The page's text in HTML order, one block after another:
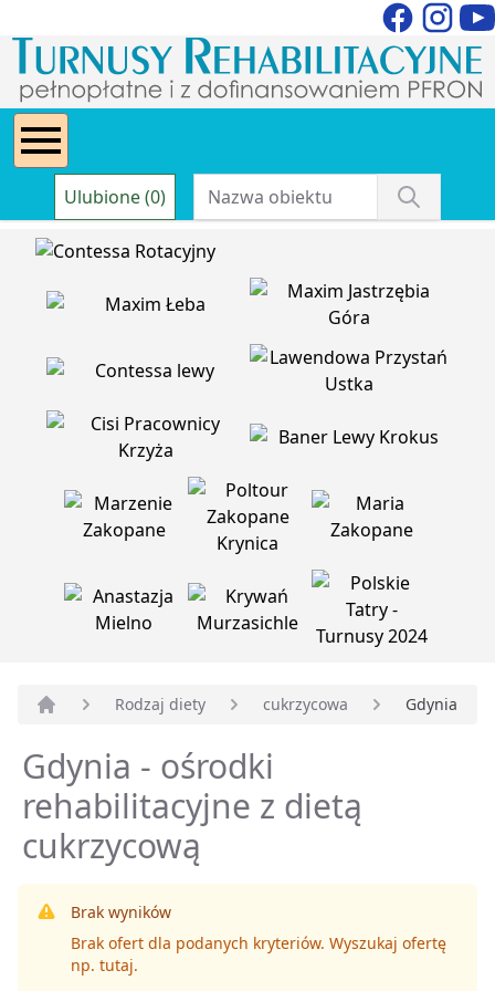
Ulubione (0)
Rodzaj diety cukrzycowa Gdynia
Gdynia - ośrodki
rehabilitacyjne z dietą
cukrzycową
Brak wyników
Brak ofert dla podanych kryteriów. Wyszukaj ofertę
np. tutaj.